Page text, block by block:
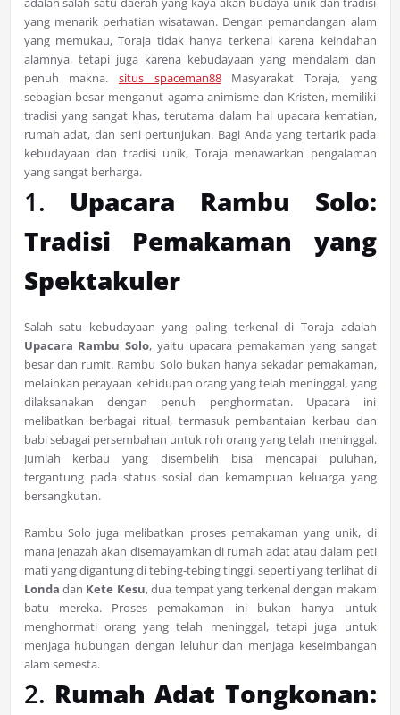
yang menarik perhatian wisatawan. Dengan pemandangan alam
yang memukau, Toraja tidak hanya terkenal karena keindahan
alamnya, tetapi juga karena kebudayaan yang mendalam dan
penuh makna. situs spaceman88Masyarakat Toraja, yang
sebagian besar menganut agama animisme dan Kristen, memiliki
tradisi yang sangat khas, terutama dalam hal upacara kematian,
rumah adat, dan seni pertunjukan. Bagi Anda yang tertarik pada
kebudayaan dan tradisi unik, Toraja menawarkan pengalaman
yang sangat berharga.
1. Upacara Rambu Solo:
Tradisi Pemakaman yang
Spektakuler
Salah satu kebudayaan yang paling terkenal di Toraja adalah
Upacara Rambu Solo, yaitu upacara pemakaman yang sangat
besar dan rumit. Rambu Solo bukan hanya sekadar pemakaman,
melainkan perayaan kehidupan orang yang telah meninggal, yang
dilaksanakan dengan penuh penghormatan. Upacara ini
melibatkan berbagai ritual, termasuk pembantaian kerbau dan
babi sebagai persembahan untuk roh orang yang telah meninggal.
Jumlah kerbau yang disembelih bisa mencapai puluhan,
tergantung pada status sosial dan kemampuan keluarga yang
bersangkutan.
Rambu Solo juga melibatkan proses pemakaman yang unik, di
mana jenazah akan disemayamkan di rumah adat atau dalam peti
mati yang digantung di tebing-tebing tinggi, seperti yang terlihat di
Londa dan Kete Kesu, dua tempat yang terkenal dengan makam
batu mereka. Proses pemakaman ini bukan hanya untuk
menghormati orang yang telah meninggal, tetapi juga untuk
menjaga hubungan dengan leluhur dan menjaga keseimbangan
alam semesta.
2. Rumah Adat Tongkonan: